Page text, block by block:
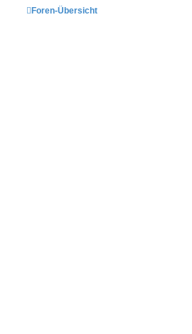
Foren-Übersicht